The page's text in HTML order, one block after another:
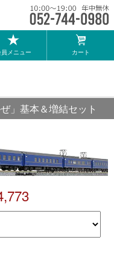
メニュー カート
」基本＆増結セット